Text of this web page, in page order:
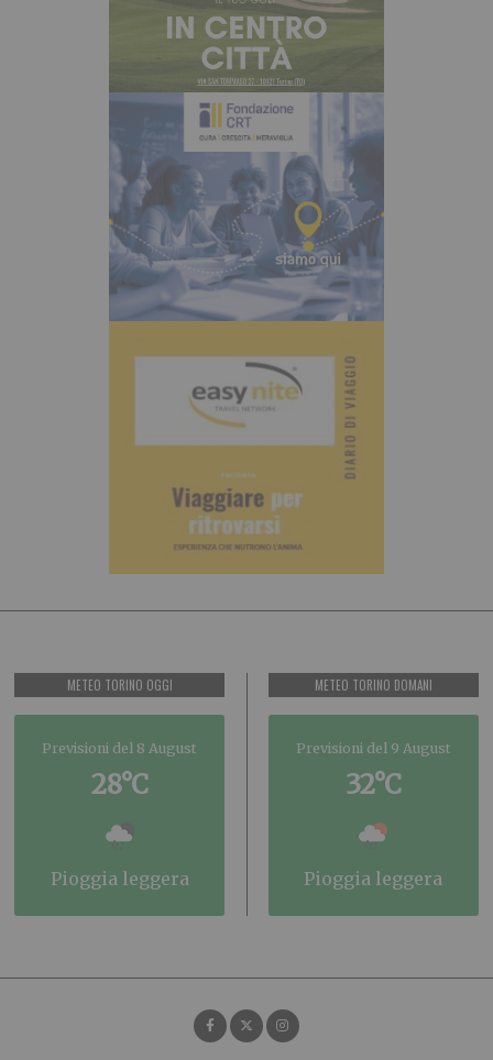
METEO TORINO OGGI
Previsioni del 8 August
28°C
pioggia leggera
METEO TORINO DOMANI
Previsioni del 9 August
32°C
pioggia leggera